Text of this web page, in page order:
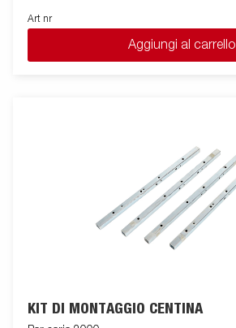
Art nr
Aggiungi al carrello
KIT DI MONTAGGIO CENTINA